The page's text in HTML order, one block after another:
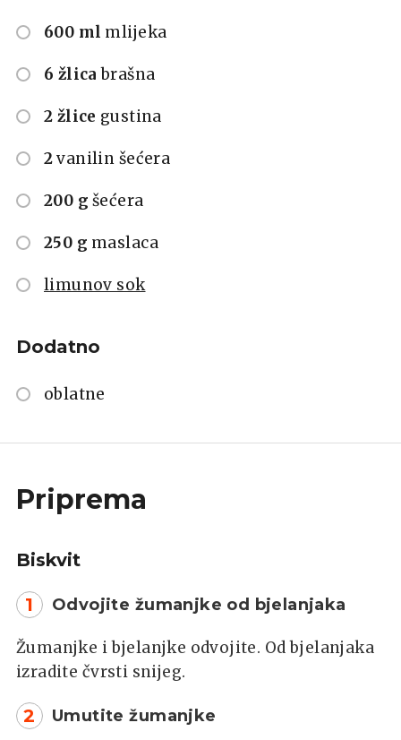
600 ml mlijeka
6 žlica brašna
2 žlice gustina
2 vanilin šećera
200 g šećera
250 g maslaca
limunov sok
Dodatno
oblatne
Priprema
Biskvit
1 Odvojite žumanjke od bjelanjaka
Žumanjke i bjelanjke odvojite. Od bjelanjaka
izradite čvrsti snijeg.
2 Umutite žumanjke